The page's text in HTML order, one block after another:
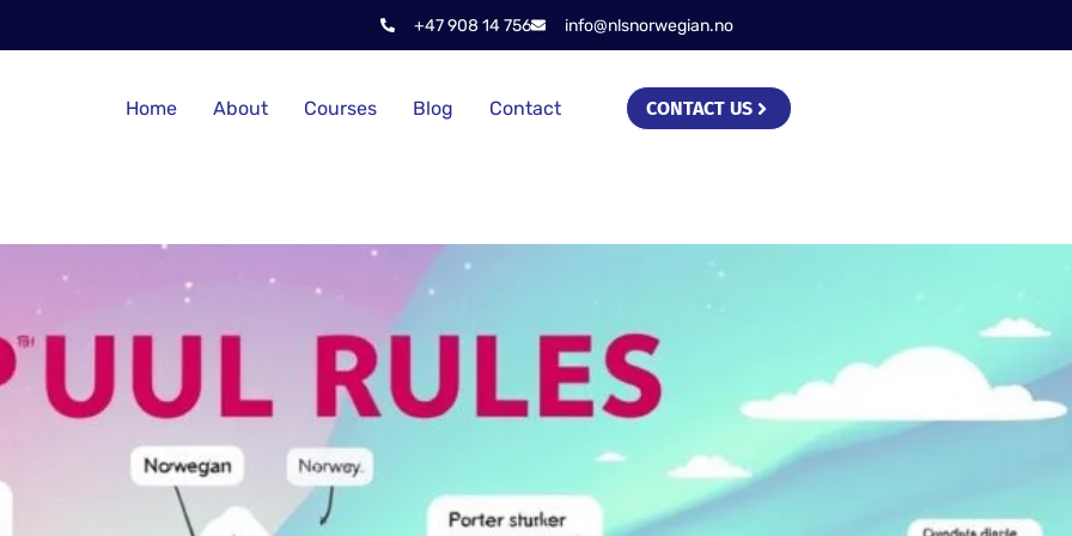
+47 908 14 756 info@nlsnorwegian.no
Home About Courses Blog Contact CONTACT US